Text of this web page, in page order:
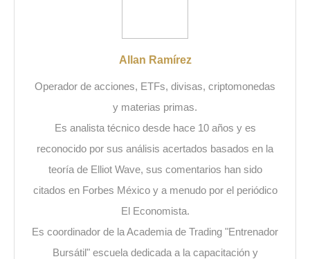
Allan Ramírez
Operador de acciones, ETFs, divisas, criptomonedas
y materias primas.
Es analista técnico desde hace 10 años y es
reconocido por sus análisis acertados basados en la
teoría de Elliot Wave, sus comentarios han sido
citados en Forbes México y a menudo por el periódico
El Economista.
Es coordinador de la Academia de Trading "Entrenador
Bursátil" escuela dedicada a la capacitación y